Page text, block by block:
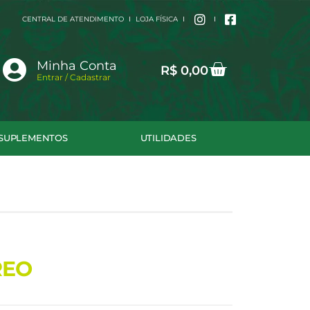
CENTRAL DE ATENDIMENTO LOJA FÍSICA
Minha Conta
Entrar / Cadastrar R$ 0,00Cart
UTILIDADES